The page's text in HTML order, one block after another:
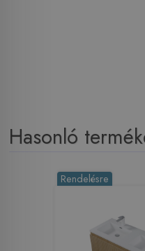
Hasonló
Rendelésre